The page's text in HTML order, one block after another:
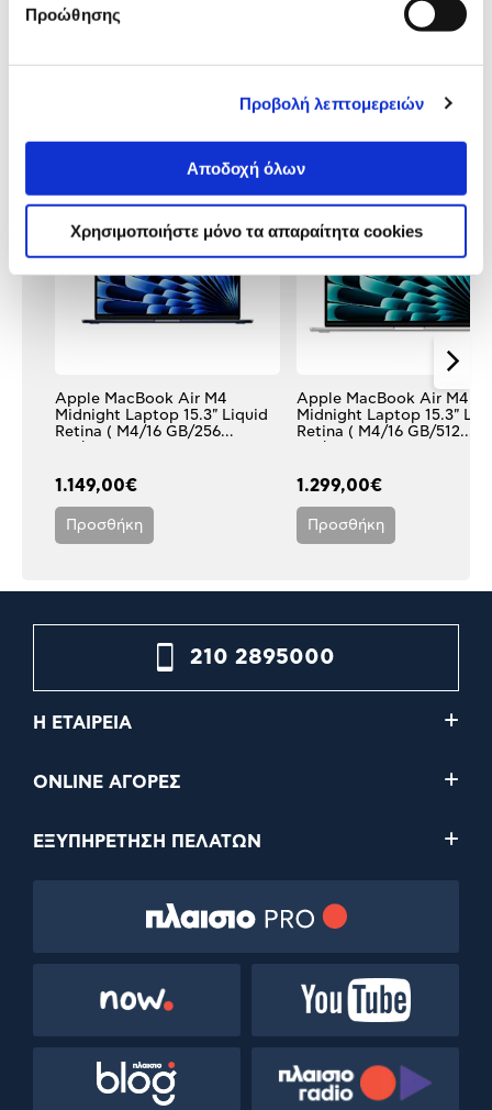
Προώθησης
Προβολή λεπτομερειών
Αποδοχή όλων
Χρησιμοποιήστε μόνο τα απαραίτητα cookies
Αξιολογήσεις
Δες τι κλίκαραν όσοι είδαν το ίδιο
προϊόν με εσένα!
Apple MacBook Air M4
Midnight Laptop 15.3" Liquid
Retina ( M4/16 GB/256
1.149,00€
Προσθήκη
Apple MacBook Air M4
Midnight Laptop 15.3"
Retina ( M4/16 GB/512
1.299,00€
Προσθήκη
210 2895000
Η ΕΤΑΙΡΕΙΑ
ONLINE ΑΓΟΡΕΣ
ΕΞΥΠΗΡΕΤΗΣΗ ΠΕΛΑΤΩΝ